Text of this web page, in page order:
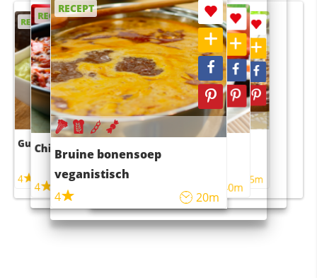
RECEPT
Guacamole
4
RECEPT
Chili con carne
4
RECEPT
Bruine bonensoep
veganistisch
4
20m
RECEPT
Sushi rijstsalade
maaltijdsalade
40m
RECEPT
4 55m